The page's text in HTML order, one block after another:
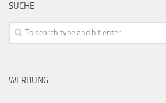
SUCHE
WERBUNG